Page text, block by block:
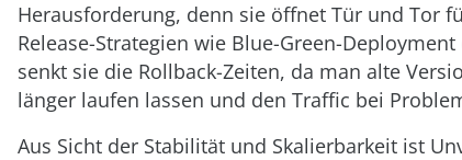
Herausforderung, denn sie öffnet Tür und Tor
Release-Strategien wie Blue-Green-
senkt sie die Rollback-Zeiten, da man alte
länger laufen lassen und den Traffic bei
Aus Sicht der Stabilität und Skalierbarkeit ist